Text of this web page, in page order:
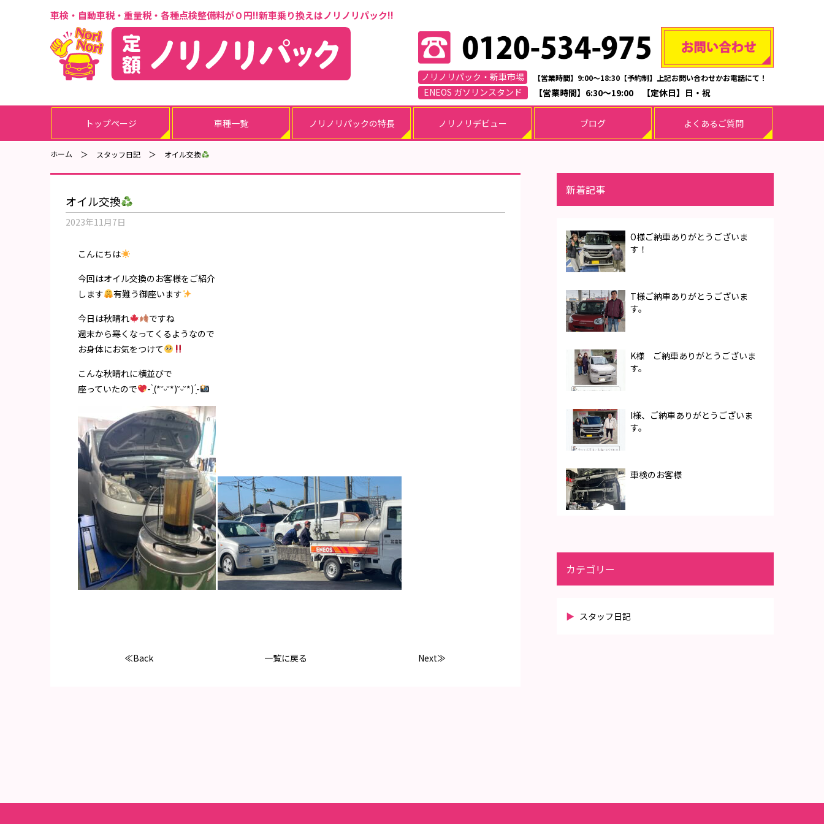
車検・自動車税・重量税・各種点検整備料が０円!!新車乗り換えはノリノリパック!!
ノリノリパック・新車市場 【営業時間】9:00～18:30【予約制】上記お問い合わせかお電話にて！
ENEOS ガソリンスタンド 【営業時間】6:30～19:00 【定休日】日・祝
トップページ 車種一覧 ノリノリパックの特長 ノリノリデビュー ブログ よくあるご質問
ホーム スタッフ日記 オイル交換
オイル交換
2023年11月7日
こんにちは
今回はオイル交換のお客様をご紹介
します
有難う御座います
今日は秋晴れ
ですね
週末から寒くなってくるようなので
お身体にお気をつけて
こんな秋晴れに横並びで
座っていたので
- ̗̀(*˘ᵕ˘*)˘ᵕ˘*) ̖́-
≪Back 一覧に戻る Next≫
新着記事
O様ご納車ありがとうございま
す！
T様ご納車ありがとうございま
す。
K様 ご納車ありがとうございま
す。
I様、ご納車ありがとうございま
す。
車検のお客様
カテゴリー
スタッフ日記